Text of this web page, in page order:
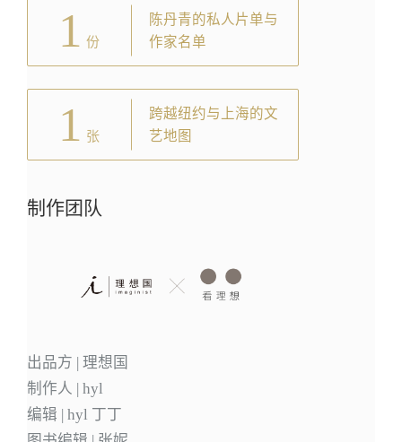
1 份
陈丹青的私人片单与
作家名单
1 张
跨越纽约与上海的文
艺地图
制作团队
出品方 | 理想国
制作人 | hyl
编辑 | hyl 丁丁